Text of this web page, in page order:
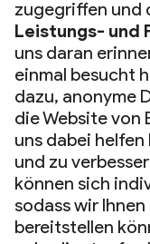
zugegriffen und
Leistungs- und
uns daran
einmal besucht
dazu, anonyme
die Website von
uns dabei
und zu
können sich
sodass wir
bereitstellen